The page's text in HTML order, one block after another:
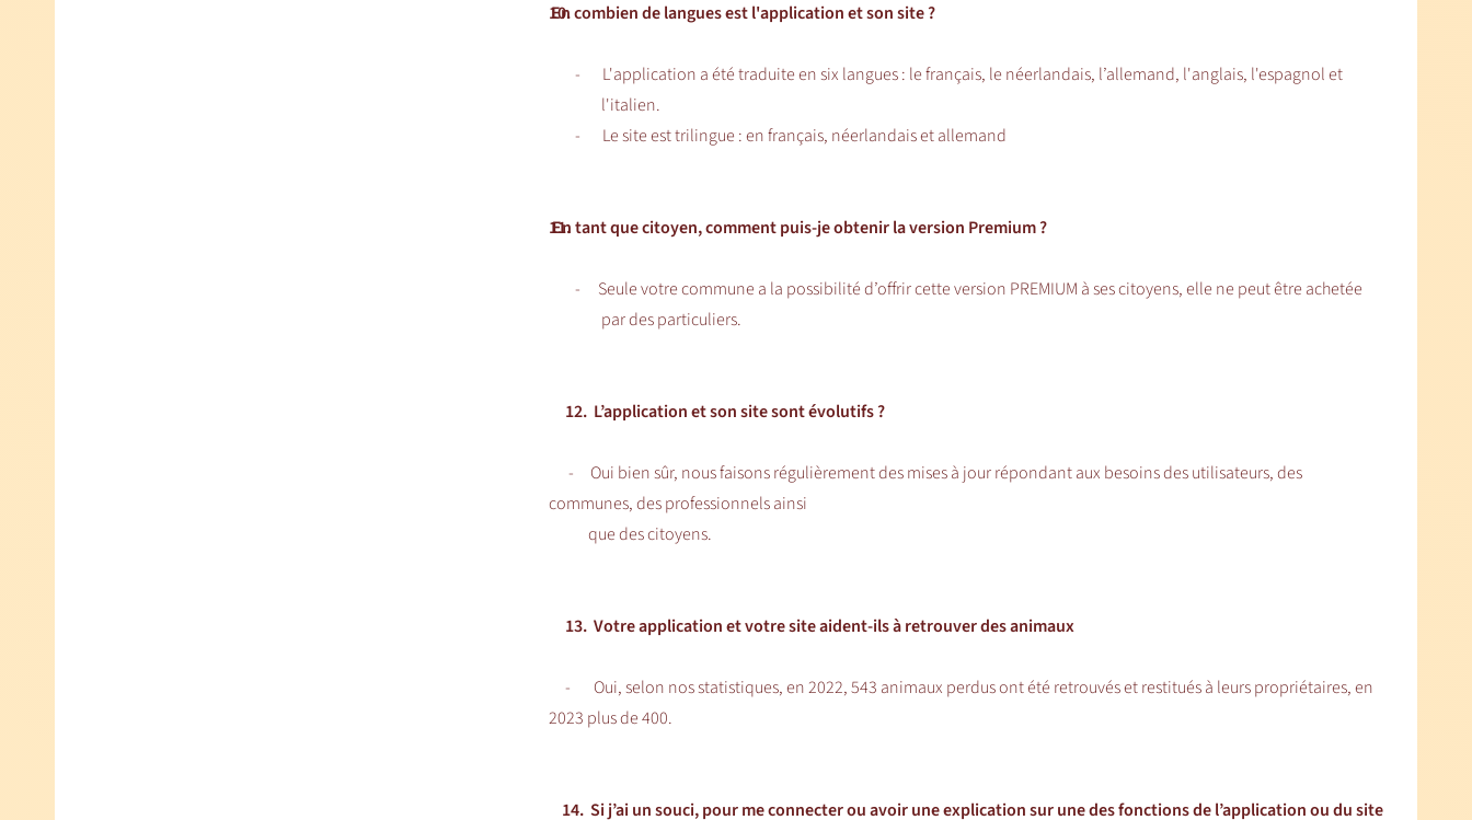
10.
En combien de langues est l'application et son site ?
-
L'application a été traduite en six langues : le français, le néerlandais, l’allemand, l'anglais, l'espagnol et
l'italien.
-
Le site est trilingue : en français, néerlandais et allemand
11.
En tant que citoyen, comment puis-je obtenir la version Premium ?
-
Seule votre commune a la possibilité d’offrir cette version PREMIUM à ses citoyens, elle ne peut être achetée
par des particuliers.
12. L’application et son site sont évolutifs ?
- Oui bien sûr, nous faisons régulièrement des mises à jour répondant aux besoins des utilisateurs, des
communes, des professionnels ainsi
que des citoyens.
13. Votre application et votre site aident-ils à retrouver des animaux
- Oui, selon nos statistiques, en 2022, 543 animaux perdus ont été retrouvés et restitués à leurs propriétaires, en
2023 plus de 400.
14. Si j’ai un souci, pour me connecter ou avoir une explication sur une des fonctions de l’application ou du site